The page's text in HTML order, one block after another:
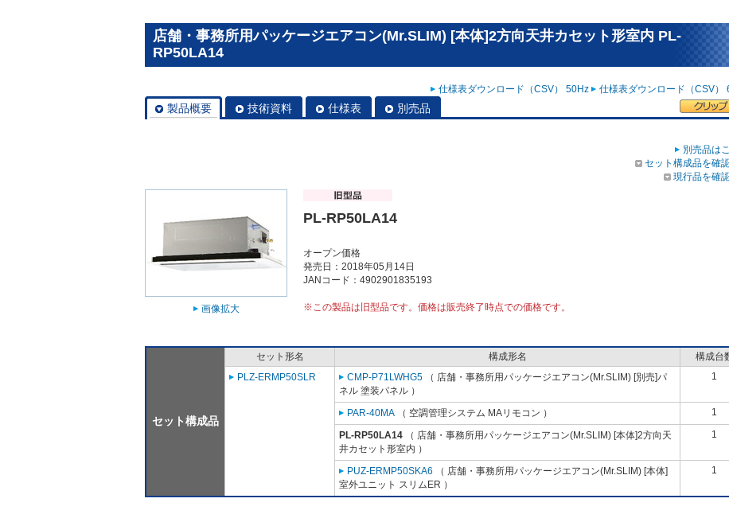
店舗・事務所用パッケージエアコン(Mr.SLIM) [本体]2方向天井カセット形室内 PL-
RP50LA14
仕様表ダウンロード（CSV） 50Hz 仕様表ダウンロード（CSV）
製品概要 技術資料 仕様表 別売品
別売品は
セット構成品を確
現行品を確
画像拡大
PL-RP50LA14
オープン価格
発売日：2018年05月14日
JANコード：4902901835193
※この製品は旧型品です。価格は販売終了時点での価格です。
セット構成品
セット形名 構成形名
構成台
PLZ-ERMP50SLR
CMP-P71LWHG5 （ 店舗・事務所用パッケージエアコン(Mr.SLIM) [別売]パ
ネル 塗装パネル ）
1
PAR-40MA （ 空調管理システム MAリモコン ） 1
PL-RP50LA14 （ 店舗・事務所用パッケージエアコン(Mr.SLIM) [本体]2方向天
井カセット形室内 ）
1
PUZ-ERMP50SKA6 （ 店舗・事務所用パッケージエアコン(Mr.SLIM) [本体]
室外ユニット スリムER ）
1